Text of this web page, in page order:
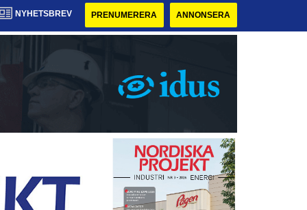
NYHETSBREV PRENUMERERA ANNONSERA